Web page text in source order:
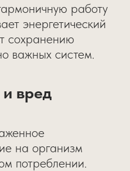
работу
энергетический
сохранению
важных систем.
вред
на организм
потреблении.